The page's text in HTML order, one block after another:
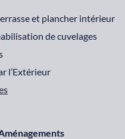
et plancher intérieur
de cuvelages
l’Extérieur